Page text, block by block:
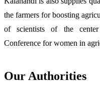
the farmers for boosting
of scientists of the
Conference for women in
Our Authorities